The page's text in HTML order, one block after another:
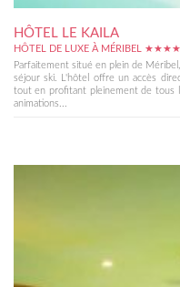
HÔTEL LE KAILA
HÔTEL DE LUXE À MÉRIBEL
Parfaitement situé en plein de
séjour ski. L'hôtel offre un accès
tout en profitant pleinement de tous
animations...